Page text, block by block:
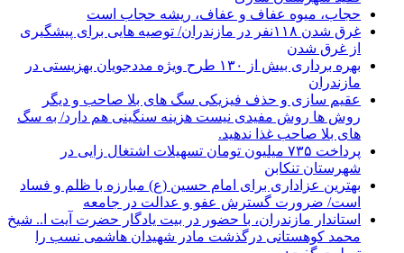
حجاب، میوه عفاف و عفاف، ریشه حجاب است
غرق شدن ۱۱۸نفر در مازندران/ توصيه هايی برای پيشگيری
از غرق شدن
بهره برداری بیش از ۱۳۰ طرح ویژه مددجویان بهزیستی در
مازندران
عقیم سازی و حذف فیزیکی سگ های بلا صاحب و دیگر
روش ها روش مفیدی نیست هزینه سنگینی هم دارد/ به سگ
های بلا صاحب غذا ندهید.
پرداخت ۷۳۵ میلیون تومان تسهیلات اشتغال زایی در
شهرستان تنکابن
بهترین عزاداری برای امام حسین (ع) مبارزه با ظلم و فساد
است/ ضرورت گسترش عفو و عدالت در جامعه
استاندار مازندران، با حضور در بیت یادگار حضرت آیت ا.. شیخ
محمد کوهستانی درگذشت مادر شهیدان هاشمی نسب را